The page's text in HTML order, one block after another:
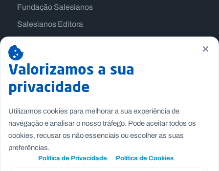
Fundação Salesianos
Salesianos Editora
Missão Dom Bosco
Jogos Nacionais Salesianos
×
Valorizamos a sua
privacidade
Utilizamos cookies para melhorar a sua experiência de
navegação e analisar o nosso tráfego. Pode aceitar todos os
cookies, recusar os não essenciais ou escolher as suas
preferências.
Política de Privacidade Política de Cookies